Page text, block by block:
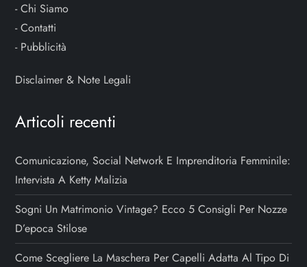
-Chi Siamo
-Contatti
- Pubblicità
Disclaimer & Note Legali
Articoli recenti
Comunicazione, Social Network E Imprenditoria Femminile:
Intervista A Ketty Malizia
Sogni Un Matrimonio Vintage? Ecco 5 Consigli Per Nozze
D’epoca Stilose
Come Scegliere La Maschera Per Capelli Adatta Al Tipo Di